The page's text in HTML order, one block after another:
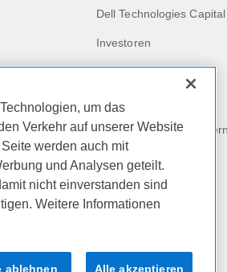
Dell Technologies Capital
Investoren
Aktuelles und Presse
Recycling
Auswirkungen des
Kundenberichte
Dell Premier für Unternehmen
Inc. Geschäftsbedingungen
um das
Verkehr auf unserer Website
werden auch mit
und Analysen geteilt.
nicht einverstanden sind
Weitere Informationen
ablehnen Alle akzeptieren